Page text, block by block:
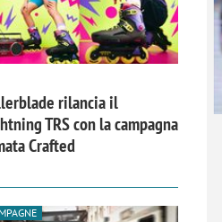
rilancia il
TRS con la campagna
Crafted
mercato. Neri, Ipsos
basta più descrivere i
bisogna comprenderli e